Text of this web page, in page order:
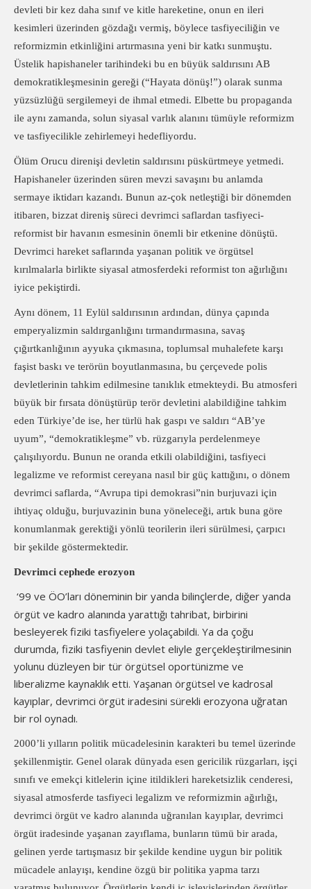
devleti bir kez daha sınıf ve kitle hareketine, onun en ileri
kesimleri üzerinden gözdağı vermiş, böylece tasfiyeciliğin ve
reformizmin etkinliğini artırmasına yeni bir katkı sunmuştu.
Üstelik hapishaneler tarihindeki bu en büyük saldırısını AB
demokratikleşmesinin gereği (“Hayata dönüş!”) olarak sunma
yüzsüzlüğü sergilemeyi de ihmal etmedi. Elbette bu propaganda
ile aynı zamanda, solun siyasal varlık alanını tümüyle reformizm
ve tasfiyecilikle zehirlemeyi hedefliyordu.
Ölüm Orucu direnişi devletin saldırısını püskürtmeye yetmedi.
Hapishaneler üzerinden süren mevzi savaşını bu anlamda
sermaye iktidarı kazandı. Bunun az-çok netleştiği bir dönemden
itibaren, bizzat direniş süreci devrimci saflardan tasfiyeci-
reformist bir havanın esmesinin önemli bir etkenine dönüştü.
Devrimci hareket saflarında yaşanan politik ve örgütsel
kırılmalarla birlikte siyasal atmosferdeki reformist ton ağırlığını
iyice pekiştirdi.
Aynı dönem, 11 Eylül saldırısının ardından, dünya çapında
emperyalizmin saldırganlığını tırmandırmasına, savaş
çığırtkanlığının ayyuka çıkmasına, toplumsal muhalefete karşı
faşist baskı ve terörün boyutlanmasına, bu çerçevede polis
devletlerinin tahkim edilmesine tanıklık etmekteydi. Bu atmosferi
büyük bir fırsata dönüştürüp terör devletini alabildiğine tahkim
eden Türkiye’de ise, her türlü hak gaspı ve saldırı “AB’ye
uyum”, “demokratikleşme” vb. rüzgarıyla perdelenmeye
çalışılıyordu. Bunun ne oranda etkili olabildiğini, tasfiyeci
legalizme ve reformist cereyana nasıl bir güç kattığını, o dönem
devrimci saflarda, “Avrupa tipi demokrasi”nin burjuvazi için
ihtiyaç olduğu, burjuvazinin buna yöneleceği, artık buna göre
konumlanmak gerektiği yönlü teorilerin ileri sürülmesi, çarpıcı
bir şekilde göstermektedir.
Devrimci cephede erozyon
‘99 ve ÖO’ları döneminin bir yanda bilinçlerde, diğer yanda
örgüt ve kadro alanında yarattığı tahribat, birbirini
besleyerek fiziki tasfiyelere yolaçabildi. Ya da çoğu
durumda, fiziki tasfiyenin devlet eliyle gerçekleştirilmesinin
yolunu düzleyen bir tür örgütsel oportünizme ve
liberalizme kaynaklık etti. Yaşanan örgütsel ve kadrosal
kayıplar, devrimci örgüt iradesini sürekli erozyona uğratan
bir rol oynadı.
2000’li yılların politik mücadelesinin karakteri bu temel üzerinde
şekillenmiştir. Genel olarak dünyada esen gericilik rüzgarları, işçi
sınıfı ve emekçi kitlelerin içine itildikleri hareketsizlik cenderesi,
siyasal atmosferde tasfiyeci legalizm ve reformizmin ağırlığı,
devrimci örgüt ve kadro alanında uğranılan kayıplar, devrimci
örgüt iradesinde yaşanan zayıflama, bunların tümü bir arada,
gelinen yerde tartışmasız bir şekilde kendine uygun bir politik
mücadele anlayışı, kendine özgü bir politika yapma tarzı